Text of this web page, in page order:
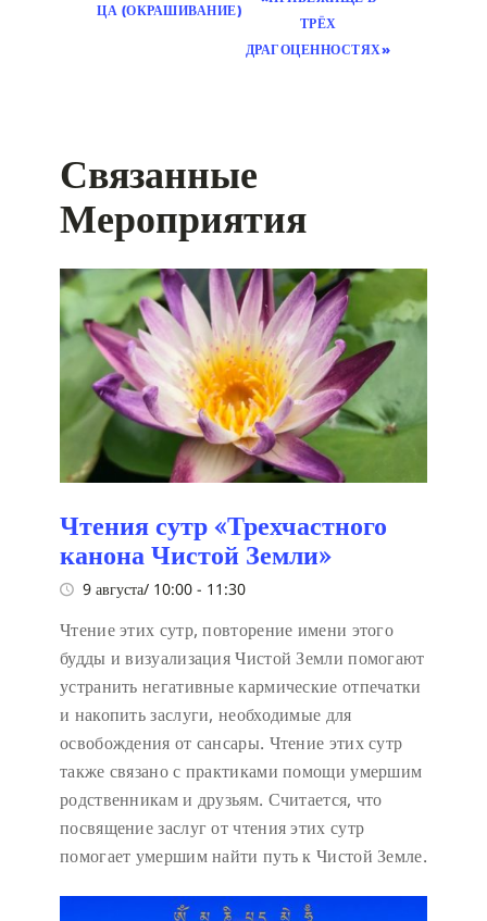
ЦА (ОКРАШИВАНИЕ)
ТРЁХ
ДРАГОЦЕННОСТЯХ»
Связанные
Мероприятия
Чтения сутр «Трехчастного
канона Чистой Земли»
9 августа/ 10:00 - 11:30
Чтение этих сутр, повторение имени этого
будды и визуализация Чистой Земли помогают
устранить негативные кармические отпечатки
и накопить заслуги, необходимые для
освобождения от сансары. Чтение этих сутр
также связано с практиками помощи умершим
родственникам и друзьям. Считается, что
посвящение заслуг от чтения этих сутр
помогает умершим найти путь к Чистой Земле.